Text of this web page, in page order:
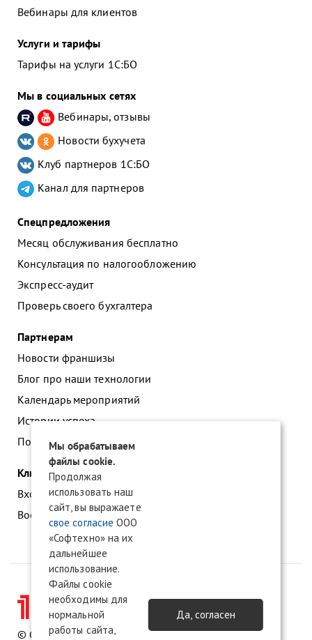
Вебинары для клиентов
Услуги и тарифы
Тарифы на услуги 1С:БО
Мы в социальных сетях
Вебинары, отзывы
Новости бухучета
Клуб партнеров 1С:БО
Канал для партнеров
Спецпредложения
Месяц обслуживания бесплатно
Консультация по налогообложению
Экспресс-аудит
Проверь своего бухгалтера
Партнерам
Новости франшизы
Блог про наши технологии
Календарь мероприятий
Истории успеха
Подать заявку на франшизу
Клиентам
Вход в личный кабинет
Восстановление доступа к сервису 1С:БО
© ООО «Софтехно» Все права защищены.
Мы обрабатываем
файлы cookie.
Продолжая
использовать наш
сайт, вы выражаете
свое согласие ООО
«Софтехно» на их
дальнейшее
использование.
Файлы cookie
необходимы для
нормальной
работы сайта,
Да, согласен